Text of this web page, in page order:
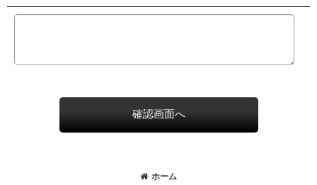
確認画面へ
ホーム